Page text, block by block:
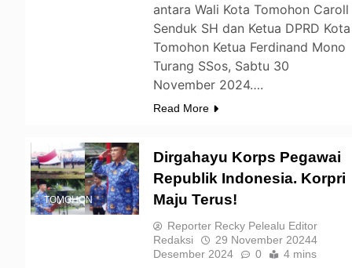
antara Wali Kota Tomohon Caroll
Senduk SH dan Ketua DPRD Kota
Tomohon Ketua Ferdinand Mono
Turang SSos, Sabtu 30
November 2024….
Read More
TOMOHON
Dirgahayu Korps Pegawai
Republik Indonesia. Korpri
Maju Terus!
Reporter Recky Pelealu Editor
Redaksi
29 November 20244
Desember 2024
0 4 mins